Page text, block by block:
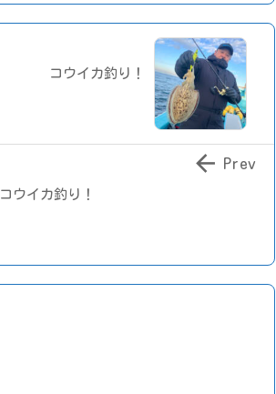
コウイカ釣り！
コウイカ釣り！
 Prev